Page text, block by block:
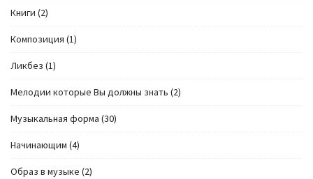
Книги (2)
Композиция (1)
Ликбез (1)
Мелодии которые Вы должны знать (2)
Музыкальная форма (30)
Начинающим (4)
Образ в музыке (2)